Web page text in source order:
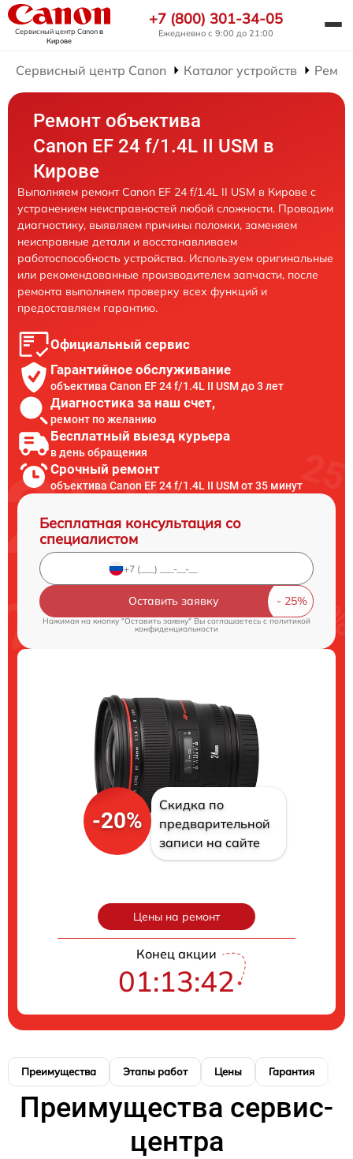
Сервисный центр Canonв
Кирове
+7 (800) 301-34-05
Ежедневно с 9:00 до 21:00
Сервисный центр Canon Каталог устройств
Ремонт объектива
Canon EF 24 f/1.4L II USM в
Кирове
Выполняем ремонт Canon EF 24 f/1.4L II USM в Кирове с
устранением неисправностей любой сложности. Проводим
диагностику, выявляем причины поломки, заменяем
неисправные детали и восстанавливаем
работоспособность устройства. Используем оригинальные
или рекомендованные производителем запчасти, после
ремонта выполняем проверку всех функций и
предоставляем гарантию.
Официальный сервис
Гарантийное обслуживание
объектива Canon EF 24 f/1.4L II USM до 3 лет
Диагностика за наш счет,
ремонт по желанию
Бесплатный выезд курьера
в день обращения
Срочный ремонт
объектива Canon EF 24 f/1.4L II USM от 35 минут
Бесплатная консультация со
специалистом
Оставить заявку
Нажимая на кнопку "Оставить заявку" Вы соглашаетесь cполитикой
конфиденциальности
-20%
Скидка по
предварительной
записи на сайте
Цены на ремонт
Конец акции
01:13:41
Преимущества Этапы работ Цены Гарантия
Преимущества сервис-
центра